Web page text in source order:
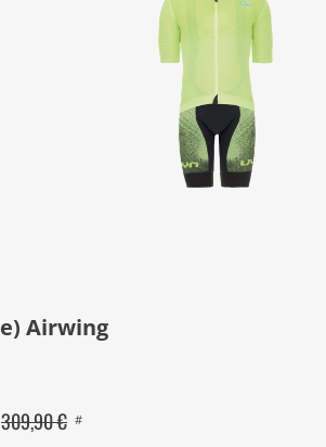
Set (2 Teile) Airwing
309,90 € #